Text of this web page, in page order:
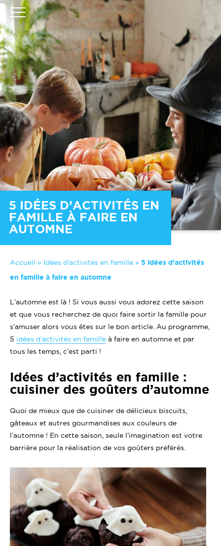
5 IDÉES D’ACTIVITÉS EN
FAMILLE À FAIRE EN
AUTOMNE
Accueil » Idées d'activités en famille » 5 idées d’activités
en famille à faire en automne
L’automne est là ! Si vous aussi vous adorez cette saison
et que vous recherchez de quoi faire sortir la famille pour
s’amuser alors vous êtes sur le bon article. Au programme,
5 idées d’activités en famille à faire en automne et par
tous les temps, c’est parti !
Idées d’activités en famille :
cuisiner des goûters d’automne
Quoi de mieux que de cuisiner de délicieux biscuits,
gâteaux et autres gourmandises aux couleurs de
l’automne ! En cette saison, seule l’imagination est votre
barrière pour la réalisation de vos goûters préférés.